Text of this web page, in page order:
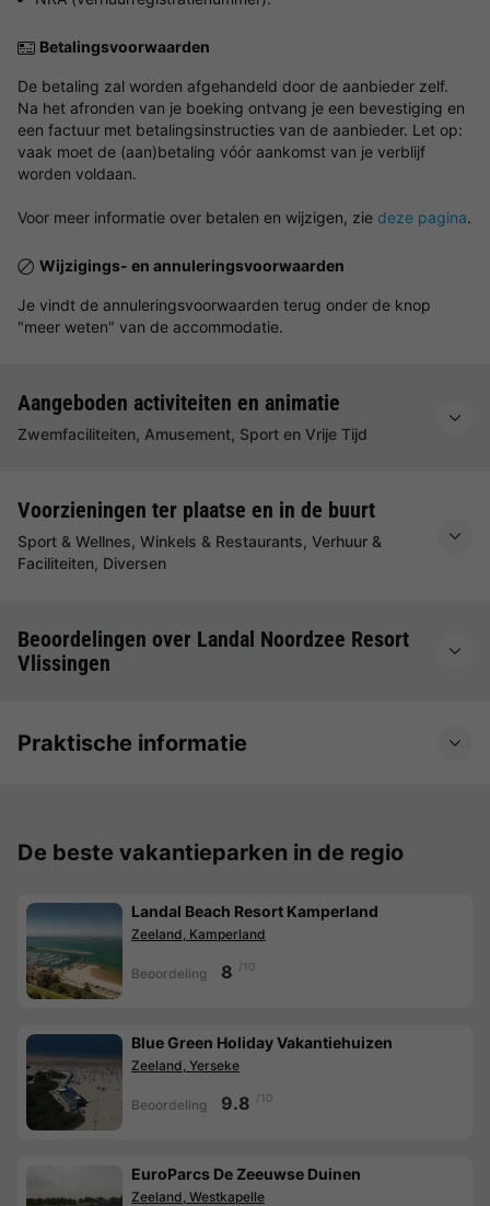
Betalingsvoorwaarden
De betaling zal worden afgehandeld door de aanbieder zelf.
Na het afronden van je boeking ontvang je een bevestiging en
een factuur met betalingsinstructies van de aanbieder. Let op:
vaak moet de (aan)betaling vóór aankomst van je verblijf
worden voldaan.
Voor meer informatie over betalen en wijzigen, zie deze pagina.
Wijzigings- en annuleringsvoorwaarden
Je vindt de annuleringsvoorwaarden terug onder de knop
"meer weten" van de accommodatie.
Aangeboden activiteiten en animatie
Zwemfaciliteiten, Amusement, Sport en Vrije Tijd
Voorzieningen ter plaatse en in de buurt
Sport & Wellnes, Winkels & Restaurants, Verhuur &
Faciliteiten, Diversen
Beoordelingen over Landal Noordzee Resort
Vlissingen
Praktische informatie
De beste vakantieparken in de regio
Landal Beach Resort Kamperland
Zeeland, Kamperland
Beoordeling 8 /10
Blue Green Holiday Vakantiehuizen
Zeeland, Yerseke
Beoordeling 9.8 /10
EuroParcs De Zeeuwse Duinen
Zeeland, Westkapelle